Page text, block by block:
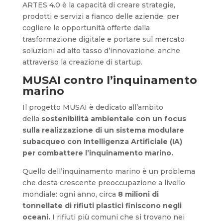
ARTES 4.0 è la capacità di creare strategie,
prodotti e servizi a fianco delle aziende, per
cogliere le opportunità offerte dalla
trasformazione digitale e portare sul mercato
soluzioni ad alto tasso d’innovazione, anche
attraverso la creazione di startup.
MUSAI contro l’inquinamento
marino
Il progetto MUSAI è dedicato all’ambito
della sostenibilità ambientale con un focus
sulla realizzazione di un sistema modulare
subacqueo con Intelligenza Artificiale (IA)
per combattere l’inquinamento marino.
Quello dell’inquinamento marino è un problema
che desta crescente preoccupazione a livello
mondiale: ogni anno, circa 8 milioni di
tonnellate di rifiuti plastici finiscono negli
oceani.I rifiuti più comuni che si trovano nei